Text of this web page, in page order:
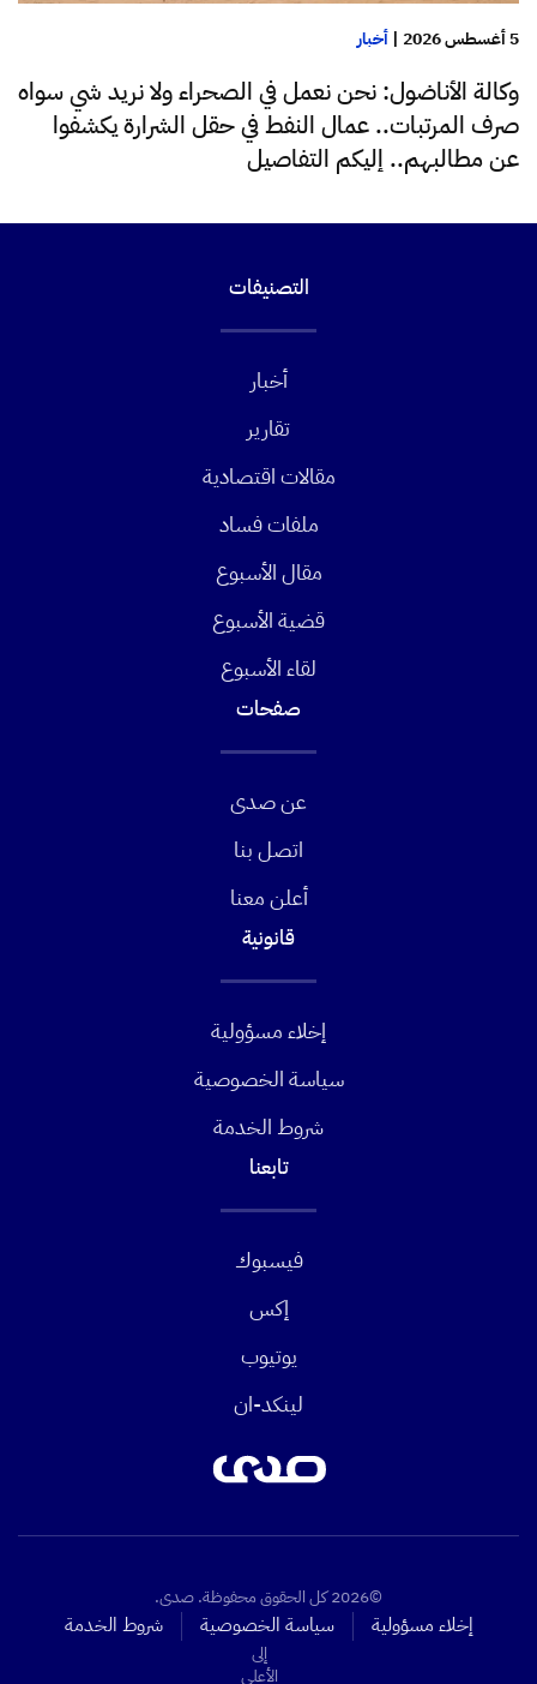
5 أغسطس 2026 | أخبار
وكالة الأناضول: نحن نعمل في الصحراء ولا نريد شي سواه
صرف المرتبات.. عمال النفط في حقل الشرارة يكشفوا
عن مطالبهم.. إليكم التفاصيل
التصنيفات
أخبار
تقارير
مقالات اقتصادية
ملفات فساد
مقال الأسبوع
قضية الأسبوع
لقاء الأسبوع
صفحات
عن صدى
اتصل بنا
أعلن معنا
قانونية
إخلاء مسؤولية
سياسة الخصوصية
شروط الخدمة
تابعنا
فيسبوك
إكس
يوتيوب
لينكد-ان
©2026 كل الحقوق محفوظة. صدى.
إخلاء مسؤولية سياسة الخصوصية شروط الخدمة
إلى
الأعلى